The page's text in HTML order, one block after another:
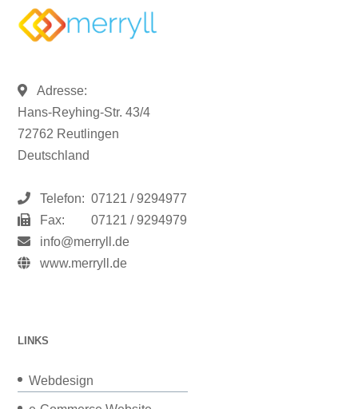
Adresse:
Hans-Reyhing-Str. 43/4
72762 Reutlingen
Deutschland
Telefon: 07121 / 9294977
Fax:
07121 / 9294979
info@merryll.de
www.merryll.de
LINKS
Webdesign